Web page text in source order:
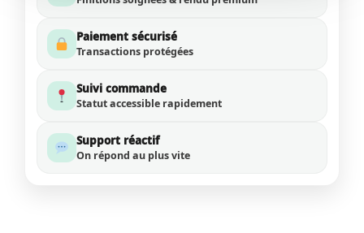
Paiement sécurisé
Transactions protégées
Suivi commande
Statut accessible rapidement
Support réactif
On répond au plus vite